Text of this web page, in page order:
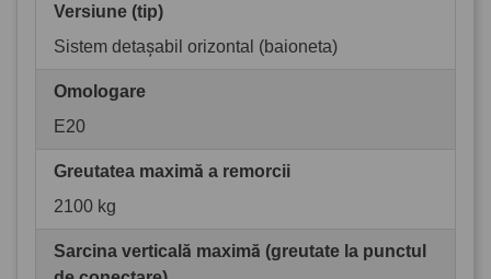
Versiune (tip)
Sistem detașabil orizontal (baioneta)
Omologare
E20
Greutatea maximă a remorcii
2100 kg
Sarcina verticală maximă (greutate la punctul